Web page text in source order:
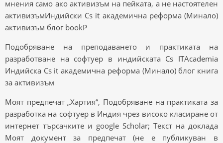
мнения само ако активизъм на пейката, а не настоятелен
активизъмИндийски Cs it академична реформа (Минало)
активизъм блог bookP
Подобряване на преподаването и практиката на
разработване на софтуер в индийската Cs ITAcademia
Индийска Cs it академична реформа (Минало) блог книга
за активизъм
Моят предпечат „Хартия“, Подобряване на практиката за
разработка на софтуер в Индия чрез високо класиране от
интернет търсачките и google Scholar; Текст на доклада
Моят документ за предпечат (не е публикуван в